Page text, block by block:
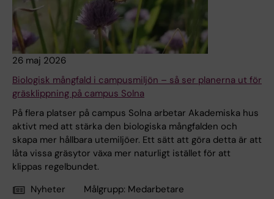
26 maj 2026
Biologisk mångfald i campusmiljön – så ser planerna ut för
gräsklippning på campus Solna
På flera platser på campus Solna arbetar Akademiska hus
aktivt med att stärka den biologiska mångfalden och
skapa mer hållbara utemiljöer. Ett sätt att göra detta är att
låta vissa gräsytor växa mer naturligt istället för att
klippas regelbundet.
Nyheter
Målgrupp: Medarbetare